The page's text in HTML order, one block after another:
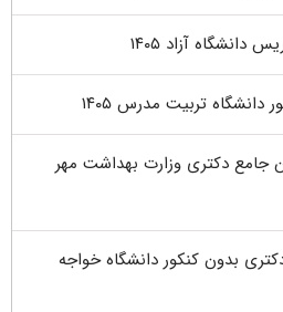
آزاد ۱۴۰۵
دانشگاه تربیت مدرس ۱۴۰۵
جامع دکتری وزارت بهداشت مهر
بدون کنکور دانشگاه خواجه